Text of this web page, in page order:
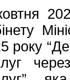
року